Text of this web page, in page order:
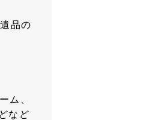
品の
ム、
など